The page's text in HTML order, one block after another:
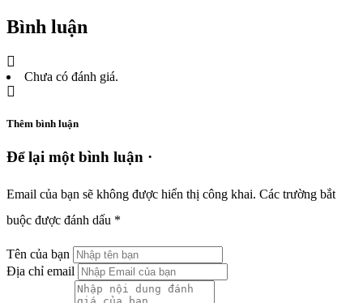
Bình luận
Chưa có đánh giá.
Thêm bình luận
Để lại một bình luận ·
Email của bạn sẽ không được hiển thị công khai. Các trường bắt
buộc được đánh dấu *
Tên của bạn
Địa chỉ email